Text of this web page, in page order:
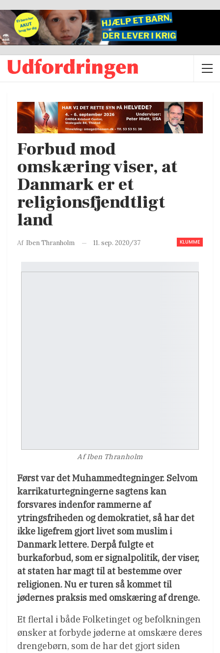
Forbud mod
omskæring viser, at
Danmark er et
religionsfjendtligt
land
KLUMME
Af Iben Thranholm 11. sep. 2020/37
Af Iben Thranholm
Først var det Muhammedtegninger. Selvom
karrikaturtegningerne sagtens kan
forsvares indenfor rammerne af
ytringsfriheden og demokratiet, så har det
ikke ligefrem gjort livet som muslim i
Danmark lettere. Derpå fulgte et
burkaforbud, som er signalpolitik, der viser,
at staten har magt til at bestemme over
religionen. Nu er turen så kommet til
jødernes praksis med omskæring af drenge.
Et flertal i både Folketinget og befolkningen
ønsker at forbyde jøderne at omskære deres
drengebørn, som de har det gjort siden